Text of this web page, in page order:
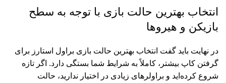
انتخاب بهترین حالت بازی با توجه به سطح
بازیکن و هیروها
در نهایت باید گفت انتخاب بهترین حالت بازی براول استارز برای
گرفتن کاپ بیشتر، کاملاً به شرایط شما بستگی دارد. اگر تازه
شروع کرده‌اید و براولرهای زیادی در اختیار ندارید، حالت